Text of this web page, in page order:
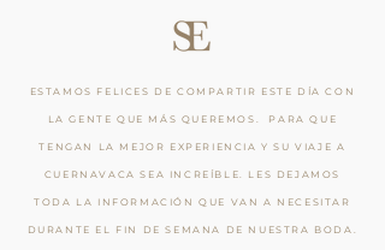
ESTAMOS FELICES DE COMPARTIR ESTE DÍA CON
LA GENTE QUE MÁS QUEREMOS. PARA QUE
TENGAN LA MEJOR EXPERIENCIA Y SU VIAJE A
CUERNAVACA SEA INCREÍBLE. LES DEJAMOS
TODA LA INFORMACIÓN QUE VAN A NECESITAR
DURANTE EL FIN DE SEMANA DE NUESTRA BODA.